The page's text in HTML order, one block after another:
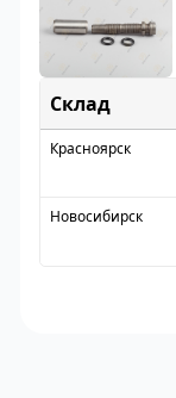
Склад
Красноярск
Новосибирск